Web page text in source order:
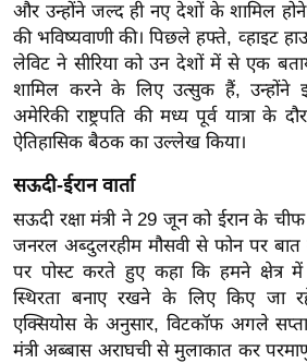
r
e
a
k
i
g
N
e
w
s
ला
और उन्होंने जल्द ही नए देशों के शामिल
की भविष्यवाणी की। पिछले हफ्ते, व्हाइट
लेविट ने सीरिया को उन देशों में से एक
शामिल करने के लिए उत्सुक हैं,
अमेरिकी राष्ट्रपति की मध्य पूर्व यात्रा के
ऐतिहासिक बैठक का उल्लेख किया।
सऊदी-ईरान वार्ता
सऊदी रक्षा मंत्री ने 29 जून को ईरान के
जनरल अब्दुलरहीम मौसवी से फोन पर
पर पोस्ट करते हुए कहा कि हमने क्षेत्र
स्थिरता बनाए रखने के लिए किए जा रहे
एक्सियोस के अनुसार, विटकॉफ अगले
मंत्री अब्बास अराघची से मुलाकात कर